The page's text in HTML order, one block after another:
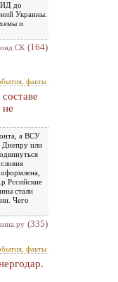
до
Украины.
и
СК (164)
факты
не
а ВСУ
Днепру или
Рссийские
стали
Чего
(335)
факты